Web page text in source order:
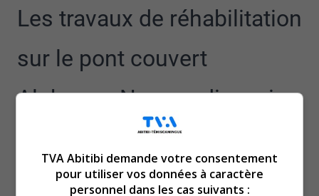
Les travaux de réhabilitation
sur le pont couvert
Alphonse-Normandin, qui
ont commencé le 12 juin
dernier, vont bon train à
TVA Abitibi demande votre consentement
pour utiliser vos données à caractère
personnel dans les cas suivants :